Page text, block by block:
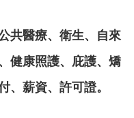
共醫療、衛生、自來
健康照護、庇護、矯
、薪資、許可證。